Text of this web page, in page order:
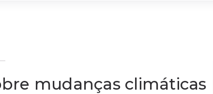
mudanças climáticas